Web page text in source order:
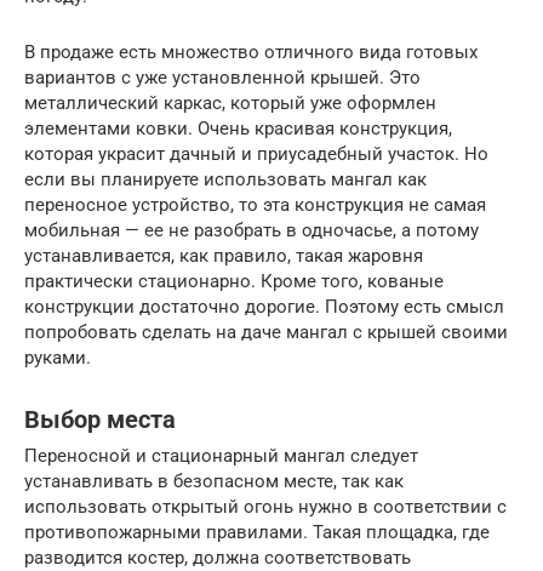
В продаже есть множество отличного вида готовых
вариантов с уже установленной крышей. Это
металлический каркас, который уже оформлен
элементами ковки. Очень красивая конструкция,
которая украсит дачный и приусадебный участок. Но
если вы планируете использовать мангал как
переносное устройство, то эта конструкция не самая
мобильная — ее не разобрать в одночасье, а потому
устанавливается, как правило, такая жаровня
практически стационарно. Кроме того, кованые
конструкции достаточно дорогие. Поэтому есть смысл
попробовать сделать на даче мангал с крышей своими
руками.
Выбор места
Переносной и стационарный мангал следует
устанавливать в безопасном месте, так как
использовать открытый огонь нужно в соответствии с
противопожарными правилами. Такая площадка, где
разводится костер, должна соответствовать